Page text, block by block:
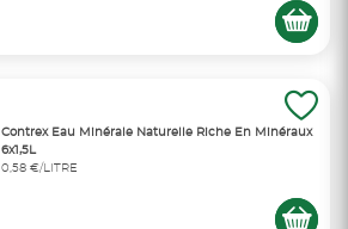
Contrex Eau Minérale Naturelle Riche En Minéraux
6x1,5L
0,58 €/LITRE